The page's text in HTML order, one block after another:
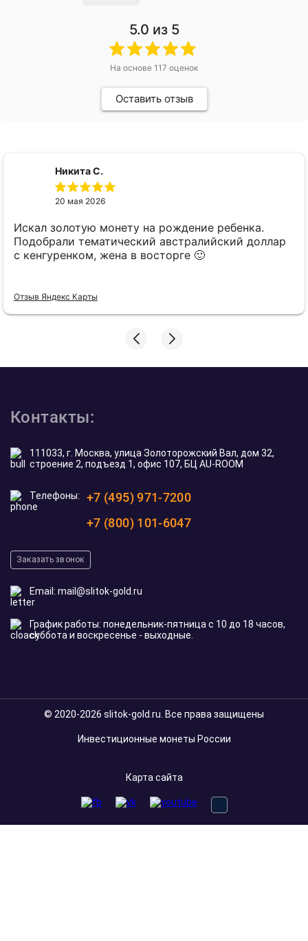
5.0 из 5
На основе 117 оценок
Оставить отзыв
Никита С.
20 мая 2026
Искал золотую монету на рождение ребенка.
Подобрали тематический австралийский доллар
с кенгуренком, жена в восторге 🙂
Отзыв Яндекс Карты
Контакты:
111033, г. Москва, улица Золоторожский Вал, дом 32,
строение 2, подъезд 1, офис 107, БЦ AU-ROOM
Телефоны:
+7 (495) 971-7200
+7 (800) 101-6047
Заказать звонок
Email: mail@slitok-gold.ru
График работы: понедельник-пятница с 10 до 18 часов,
суббота и воскресенье - выходные.
© 2020-2026 slitok-gold.ru. Все права защищены
Инвестиционные монеты России
Карта сайта